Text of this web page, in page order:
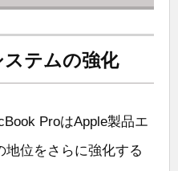
テムの強化
ProはApple製品エ
地位をさらに強化する